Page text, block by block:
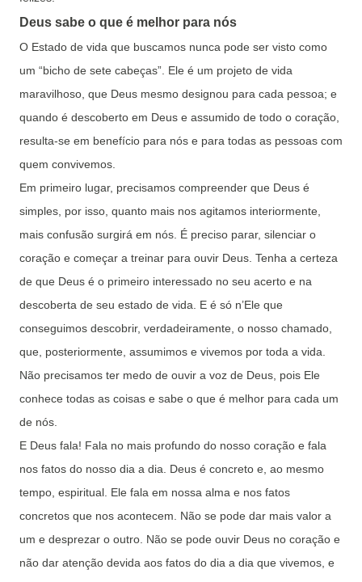
Deus sabe o que é melhor para nós
O Estado de vida que buscamos nunca pode ser visto como
um “bicho de sete cabeças”. Ele é um projeto de vida
maravilhoso, que Deus mesmo designou para cada pessoa; e
quando é descoberto em Deus e assumido de todo o coração,
resulta-se em benefício para nós e para todas as pessoas com
quem convivemos.
Em primeiro lugar, precisamos compreender que Deus é
simples, por isso, quanto mais nos agitamos interiormente,
mais confusão surgirá em nós. É preciso parar, silenciar o
coração e começar a treinar para ouvir Deus. Tenha a certeza
de que Deus é o primeiro interessado no seu acerto e na
descoberta de seu estado de vida. E é só n’Ele que
conseguimos descobrir, verdadeiramente, o nosso chamado,
que, posteriormente, assumimos e vivemos por toda a vida.
Não precisamos ter medo de ouvir a voz de Deus, pois Ele
conhece todas as coisas e sabe o que é melhor para cada um
de nós.
E Deus fala! Fala no mais profundo do nosso coração e fala
nos fatos do nosso dia a dia. Deus é concreto e, ao mesmo
tempo, espiritual. Ele fala em nossa alma e nos fatos
concretos que nos acontecem. Não se pode dar mais valor a
um e desprezar o outro. Não se pode ouvir Deus no coração e
não dar atenção devida aos fatos do dia a dia que vivemos, e